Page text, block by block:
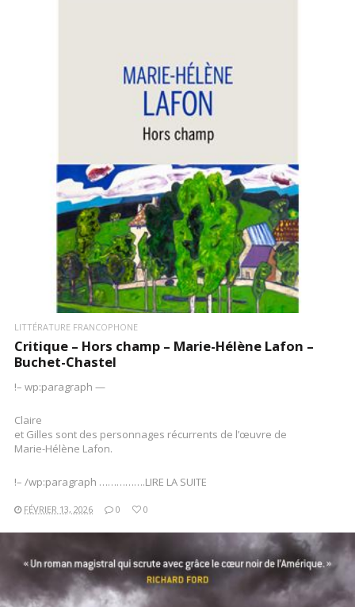
LIRE LA SUITE
LITTÉRATURE FRANCOPHONE
Critique – Hors champ – Marie-Hélène Lafon –
Buchet-Chastel
!– wp:paragraph —
Claire
et Gilles sont des personnages récurrents de l’œuvre de
Marie-Hélène Lafon.
!– /wp:paragraph …………….LIRE LA SUITE
FÉVRIER 13, 2026 0 0